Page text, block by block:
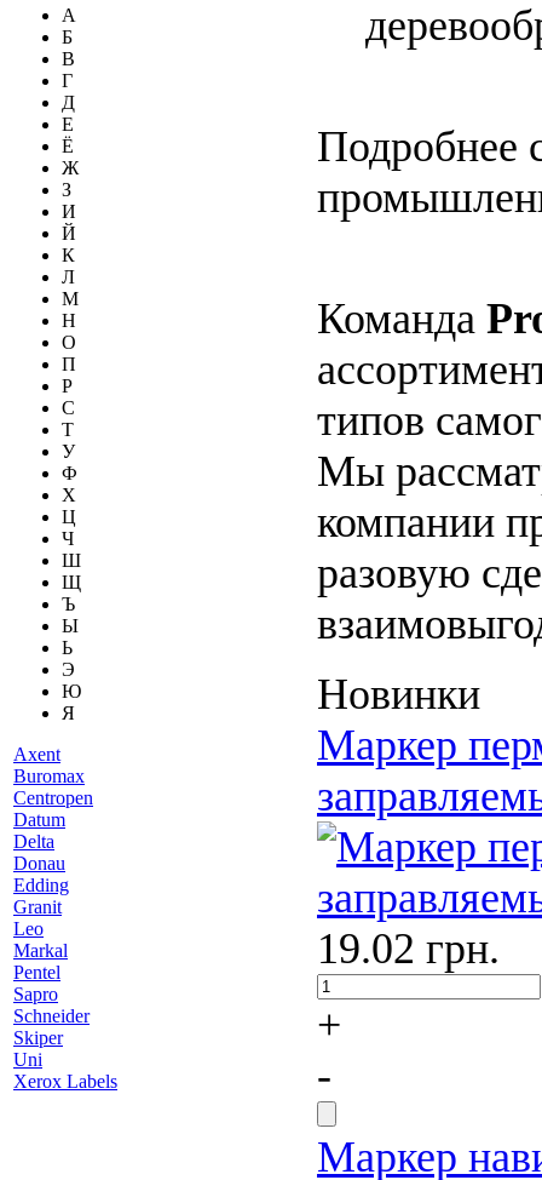
А
Б
В
Г
Д
Е
Ё
Ж
З
И
Й
К
Л
М
Н
О
П
Р
С
Т
У
Ф
Х
Ц
Ч
Ш
Щ
Ъ
Ы
Ь
Э
Ю
Я
Axent
Buromax
Centropen
Datum
Delta
Donau
Edding
Granit
Leo
Markal
Pentel
Sapro
Schneider
Skiper
Uni
Xerox Labels
Подробнее
Команда
типов
Мы
компании
разовую
Новинки
Маркер
19.02 грн.
+
-
Маркер